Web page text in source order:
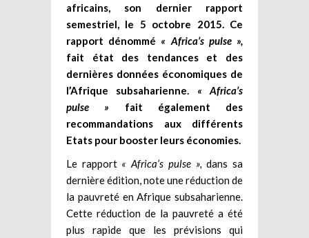
africains, son dernier rapport
semestriel, le 5 octobre 2015. Ce
rapport dénommé « Africa’s pulse »,
fait état des tendances et des
dernières données économiques de
l’Afrique subsaharienne. « Africa’s
pulse » fait également des
recommandations aux différents
Etats pour booster leurs économies.
Le rapport « Africa’s pulse », dans sa
dernière édition, note une réduction de
la pauvreté en Afrique subsaharienne.
Cette réduction de la pauvreté a été
plus rapide que les prévisions qui